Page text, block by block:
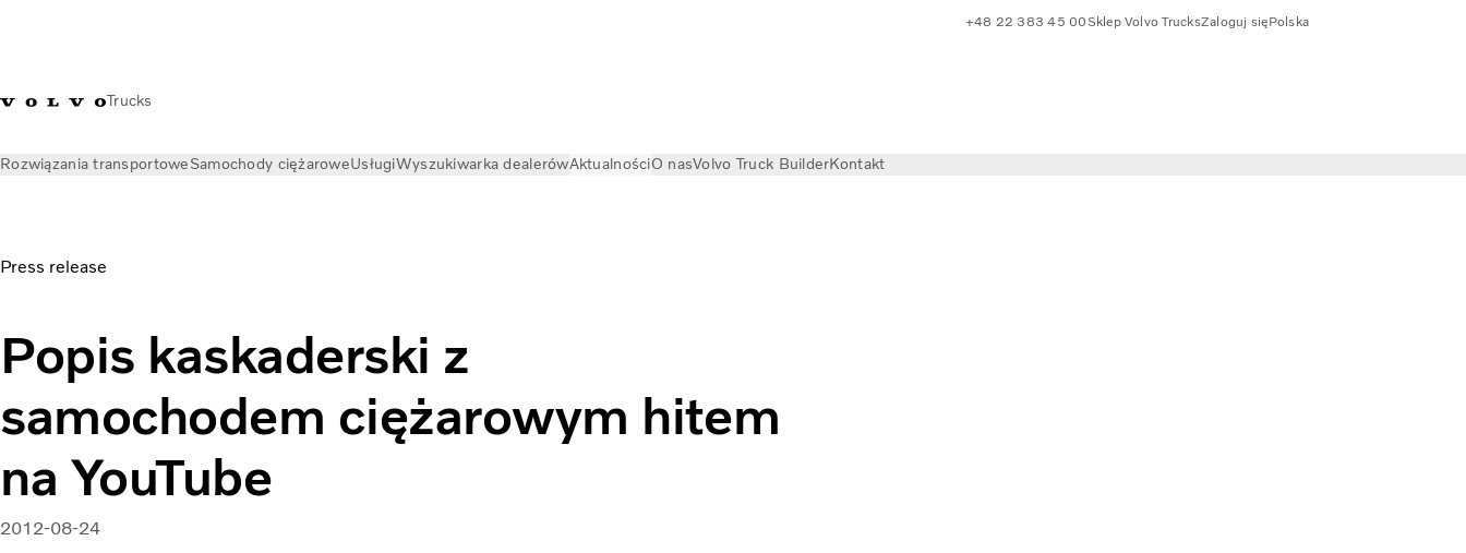
Trucks
+48 22 383 45 00 Sklep Volvo TrucksZaloguj sięPolska
Rozwiązania transportoweSamochody ciężaroweUsługiWyszukiwarka dealerówAktualnościO nasVolvo Truck BuilderKontakt
Press release
Popis kaskaderski z
samochodem ciężarowym hitem
na YouTube
2012-08-24